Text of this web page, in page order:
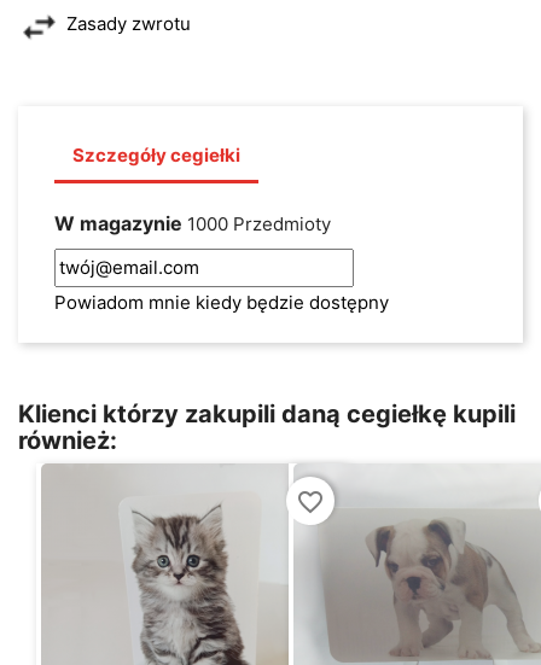
Zasady zwrotu
Szczegóły cegiełki
W magazynie 1000 Przedmioty
Powiadom mnie kiedy będzie dostępny
Klienci którzy zakupili daną cegiełkę kupili
również:
favorite_border